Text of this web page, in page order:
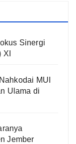
Sinergi
MUI
Ulama di
Jember